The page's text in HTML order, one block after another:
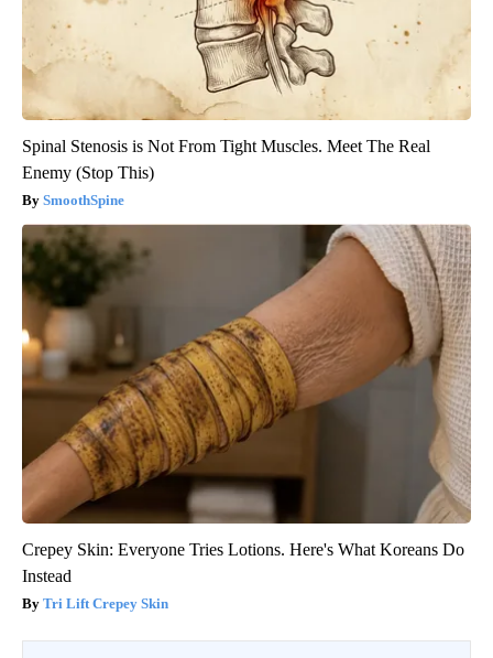
Spinal Stenosis is Not From Tight Muscles. Meet The Real
Enemy (Stop This)
SmoothSpine
Crepey Skin: Everyone Tries Lotions. Here's What Koreans Do
Instead
Tri Lift Crepey Skin